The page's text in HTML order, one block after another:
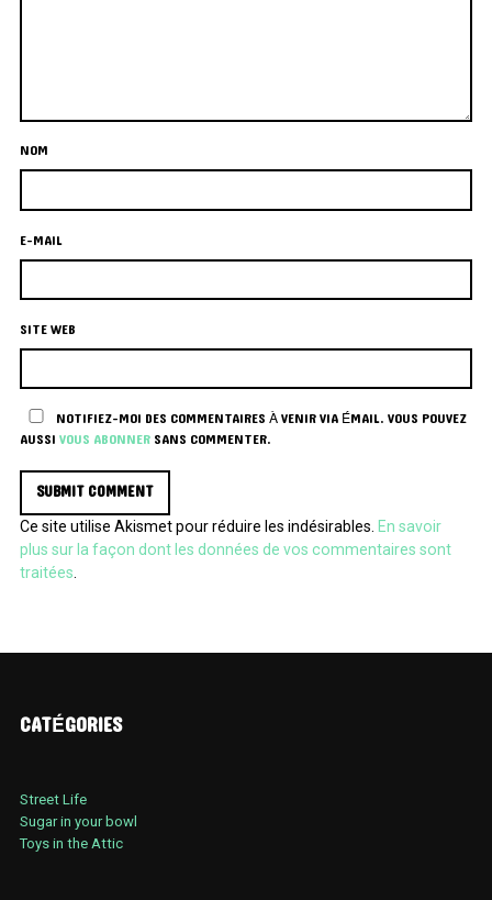
NOM
E-MAIL
SITE WEB
NOTIFIEZ-MOI DES COMMENTAIRES À VENIR VIA ÉMAIL. VOUS POUVEZ
AUSSIVOUS ABONNERSANS COMMENTER.
Ce site utilise Akismet pour réduire les indésirables. En savoir
plus sur la façon dont les données de vos commentaires sont
traitées.
CATÉGORIES
Street Life
Sugar in your bowl
Toys in the Attic